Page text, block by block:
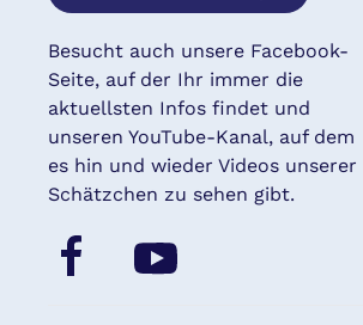
Besucht auch unsere Facebook-
Seite, auf der Ihr immer die
aktuellsten Infos findet und
unseren YouTube-Kanal, auf dem
es hin und wieder Videos unserer
Schätzchen zu sehen gibt.